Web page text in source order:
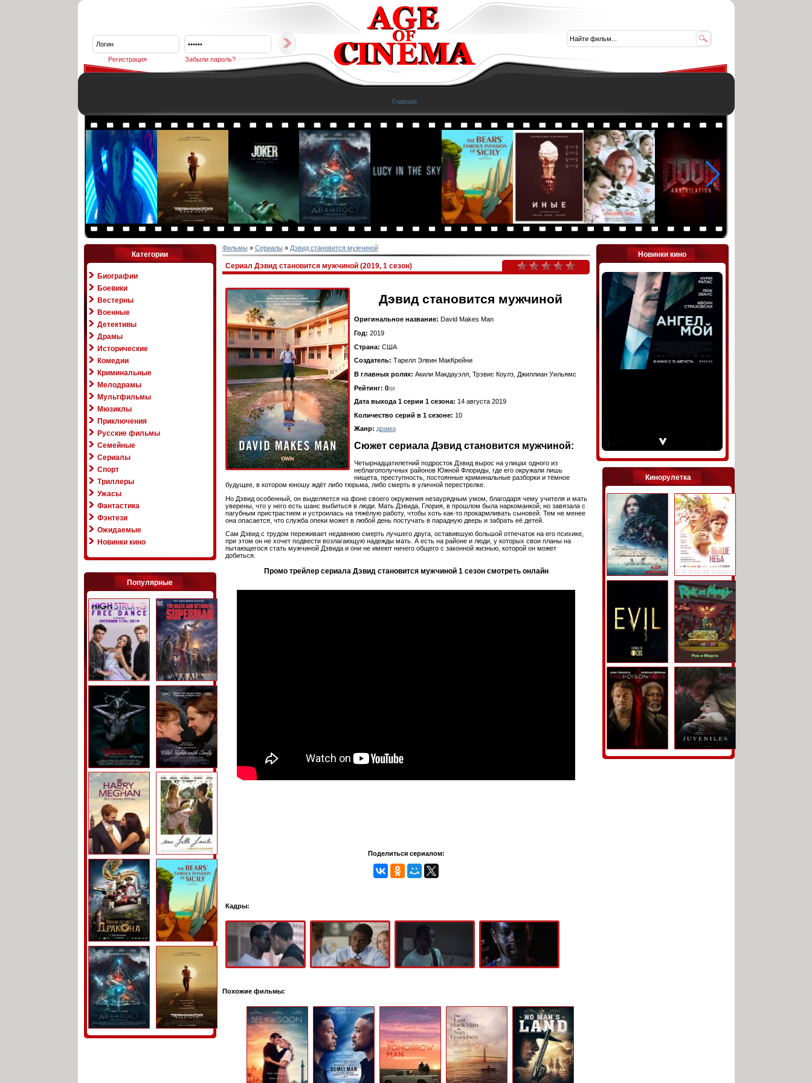
Регистрация Забыли пароль?
Главная
Категории
Биографии
Боевики
Вестерны
Военные
Детективы
Драмы
Исторические
Комедии
Криминальные
Мелодрамы
Мультфильмы
Мюзиклы
Приключения
Русские фильмы
Семейные
Сериалы
Спорт
Триллеры
Ужасы
Фантастика
Фэнтези
Ожидаемые
Новинки кино
Популярные
Фильмы» Сериалы» Дэвид становится мужчиной
Сериал Дэвид становится мужчиной (2019, 1 сезон)
Дэвид становится мужчиной
Оригинальное название: David Makes Man
Год: 2019
Страна: США
Создатель: Тарелл Элвин МакКрейни
В главных ролях: Акили Макдауэлл, Трэвис Коулз, Джиллиан Уильямс
Рейтинг: 0/10
Дата выхода 1 серии 1 сезона: 14 августа 2019
Количество серий в 1 сезоне: 10
Жанр: драма
Сюжет сериала Дэвид становится мужчиной:
Четырнадцатилетний подросток Дэвид вырос на улицах одного из
неблагополучных районов Южной Флориды, где его окружали лишь
нищета, преступность, постоянные криминальные разборки и тёмное
будущее, в котором юношу ждёт либо тюрьма, либо смерть в уличной перестрелке.
Но Дэвид особенный, он выделяется на фоне своего окружения незаурядным умом, благодаря чему учителя и мать
уверены, что у него есть шанс выбиться в люди. Мать Дэвида, Глория, в прошлом была наркоманкой, но завязала с
пагубным пристрастием и устроилась на тяжёлую работу, чтобы хоть как-то прокармливать сыновей. Тем не менее
она опасается, что служба опеки может в любой день постучать в парадную дверь и забрать её детей.
Сам Дэвид с трудом переживает недавнюю смерть лучшего друга, оставившую большой отпечаток на его психике,
при этом он не хочет подвести возлагающую надежды мать. А есть на районе и люди, у которых свои планы на
пытающегося стать мужчиной Дэвида и они не имеют ничего общего с законной жизнью, которой он может
добиться.
Промо трейлер сериала Дэвид становится мужчиной 1 сезон смотреть онлайн
Поделиться сериалом:
Кадры:
Похожие фильмы:
Новинки кино
Кинорулетка